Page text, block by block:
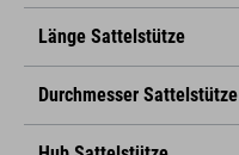
Länge Sattelstütze
Durchmesser Sattelstütze